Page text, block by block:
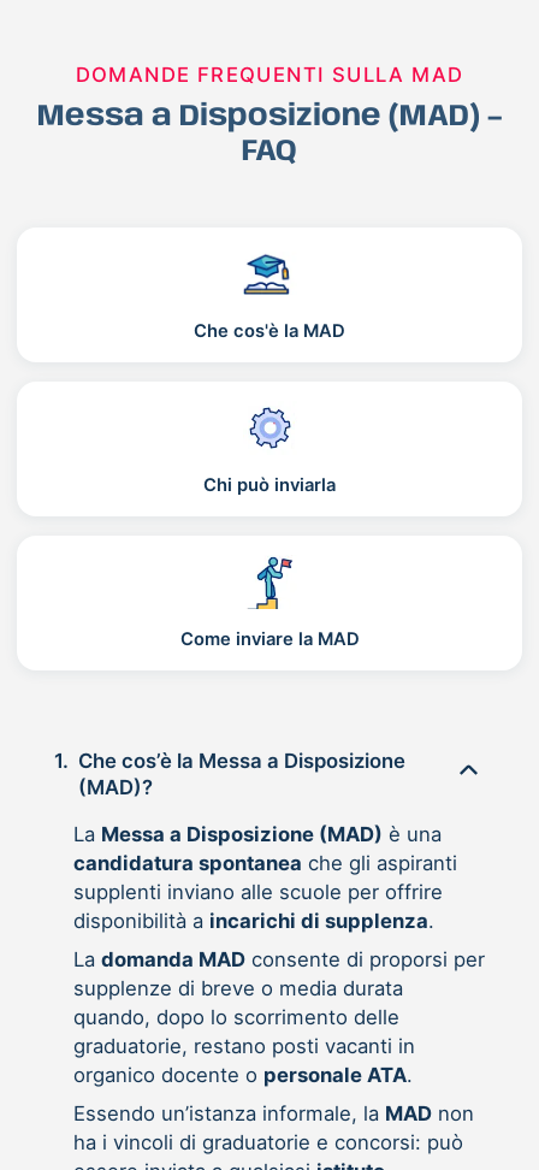
DOMANDE FREQUENTI SULLA MAD
Messa a Disposizione (MAD) –
FAQ
Che cos'è la MAD
Chi può inviarla
Come inviare la MAD
1. Che cos’è la Messa a Disposizione
(MAD)?
La Messa a Disposizione (MAD) è una
candidatura spontanea che gli aspiranti
supplenti inviano alle scuole per offrire
disponibilità a incarichi di supplenza.
La domanda MADconsente di proporsi per
supplenze di breve o media durata
quando, dopo lo scorrimento delle
graduatorie, restano posti vacanti in
organico docente o personale ATA.
Essendo un’istanza informale, la MADnon
ha i vincoli di graduatorie e concorsi: può